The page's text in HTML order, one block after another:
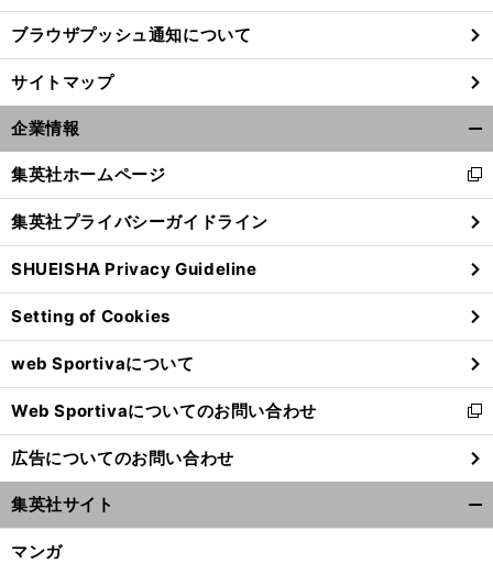
ブラウザプッシュ通知について
サイトマップ
企業情報
閉
る
集英社ホームページ
新
し
い
ウ
ィ
ン
ド
ウ
で
開
く
集英社プライバシーガイドライン
SHUEISHA Privacy Guideline
Setting of Cookies
web Sportivaについて
Web Sportivaについてのお問い合わせ
新
し
い
ウ
ィ
ン
広告についてのお問い合わせ
集英社サイト
マンガ